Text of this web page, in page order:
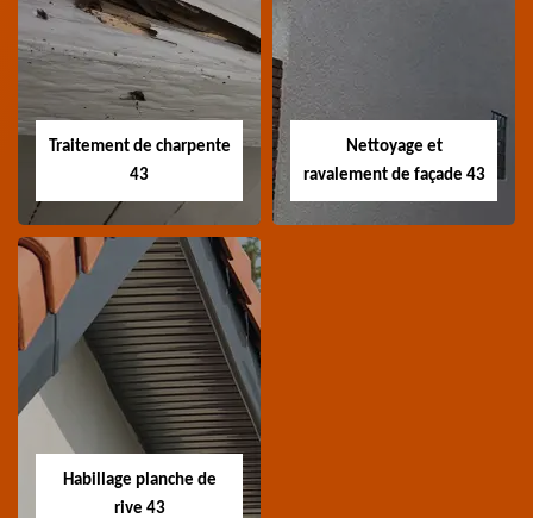
Devis nettoyage de
toiture 43
Devis nettoyage de
toiture 43 Haute-Loire
toiture 43
Devis réparation de
toiture 43 Haute-Loire
Traitement de charpente
43
Traitement de
charpente 43
Spécialiste en
traitement de
Loire
Nettoyage et
ravalement de façade 43
Habillage planche de
rive 43